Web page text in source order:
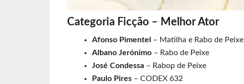
Categoria Ficção – Melhor Ator
Afonso Pimentel – Matilha e Rabo de Peixe
Albano Jerónimo – Rabo de Peixe
José Condessa– Rabop de Peixe
Paulo Pires– CODEX 632